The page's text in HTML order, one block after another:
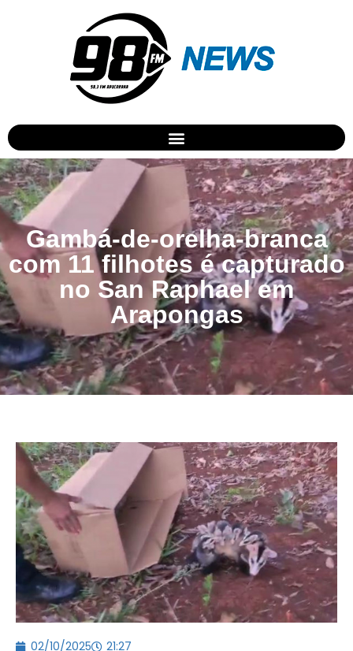
Gambá-de-orelha-branca
com 11 filhotes é capturado
no San Raphael em
Arapongas
02/10/2025 21:27